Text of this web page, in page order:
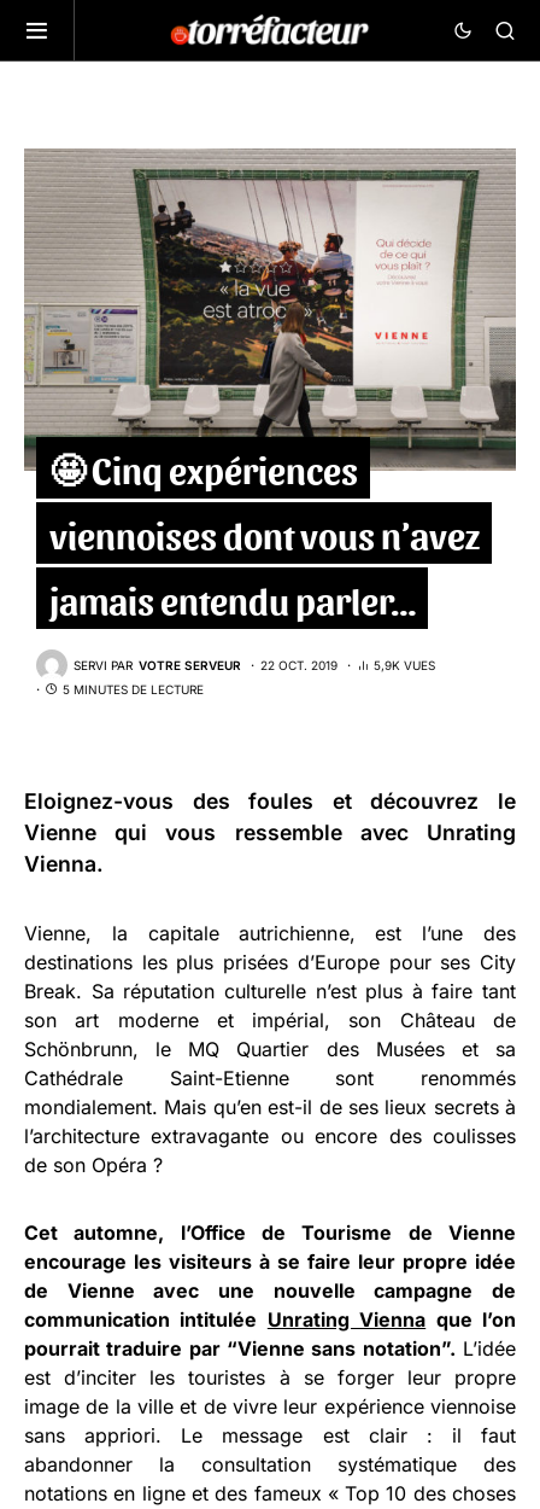
🤩 Cinq expériences
viennoises dont vous n’avez
jamais entendu parler…
SERVI PAR VOTRE SERVEUR 22 OCT. 2019
5,9K VUES
5 MINUTES DE LECTURE
Eloignez-vous des foules et découvrez le
Vienne qui vous ressemble avec Unrating
Vienna.
Vienne, la capitale autrichienne, est l’une des
destinations les plus prisées d’Europe pour ses City
Break. Sa réputation culturelle n’est plus à faire tant
son art moderne et impérial, son Château de
Schönbrunn, le MQ Quartier des Musées et sa
Cathédrale Saint-Etienne sont renommés
mondialement. Mais qu’en est-il de ses lieux secrets à
l’architecture extravagante ou encore des coulisses
de son Opéra ?
Cet automne, l’Office de Tourisme de Vienne
encourage les visiteurs à se faire leur propre idée
de Vienne avec une nouvelle campagne de
communication intitulée Unrating Vienna que l’on
pourrait traduire par “Vienne sans notation”. L’idée
est d’inciter les touristes à se forger leur propre
image de la ville et de vivre leur expérience viennoise
sans appriori. Le message est clair : il faut
abandonner la consultation systématique des
notations en ligne et des fameux « Top 10 des choses